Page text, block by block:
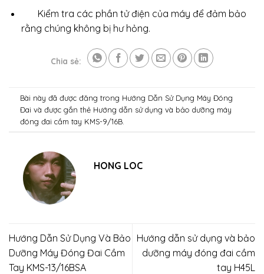
Kiểm tra các phần tử điện của máy để đảm bảo
rằng chúng không bị hư hỏng.
Chia sẻ:
Bài này đã được đăng trong Hướng Dẫn Sử Dụng Máy Đóng
Đai và được gắn thẻ Hướng dẫn sử dụng và bảo dưỡng máy
đóng đai cầm tay KMS-9/16B
HONG LOC
Hướng Dẫn Sử Dụng Và Bảo
Dưỡng Máy Đóng Đai Cầm
Tay KMS-13/16BSA
Hướng dẫn sử dụng và bảo
dưỡng máy đóng đai cầm
tay H45L